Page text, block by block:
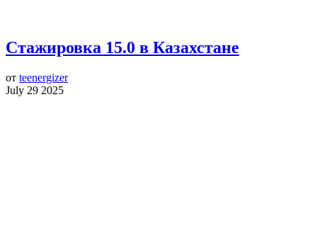
Стажировка 15.0 в Казахстане
от teenergizer
July 29 2025